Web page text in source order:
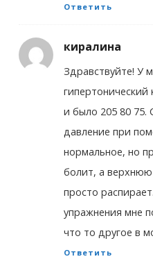
Ответить
киралина
Здравствуйте! У
гипертонический
и было 205 80 75.
давление при
нормальное, но
болит, а верхнюю
просто
упражнения мне
что то другое в
Ответить